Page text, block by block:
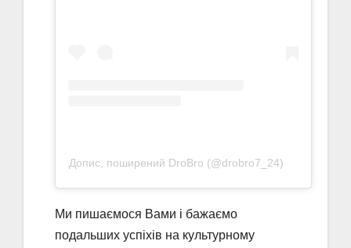
Допис, поширений DroBro (@drobro7_24)
Ми пишаємося Вами і бажаємо
подальших успіхів на культурному